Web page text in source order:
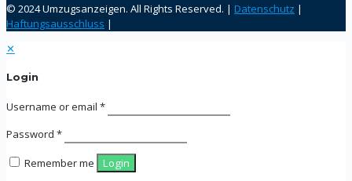
© 2024 Umzugsanzeigen. All Rights Reserved. | Datenschutz |
Haftungsausschluss |
✕
Login
Username or email *
Password *
Remember me
Login